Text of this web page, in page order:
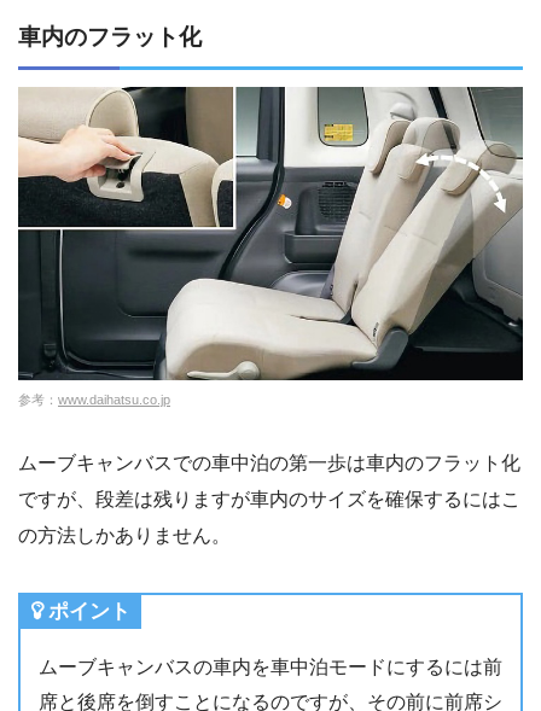
車内のフラット化
参考： www.daihatsu.co.jp
ムーブキャンバスでの車中泊の第一歩は車内のフラット化
ですが、段差は残りますが車内のサイズを確保するにはこ
の方法しかありません。
ポイント
ムーブキャンバスの車内を車中泊モードにするには前
席と後席を倒すことになるのですが、その前に前席シ